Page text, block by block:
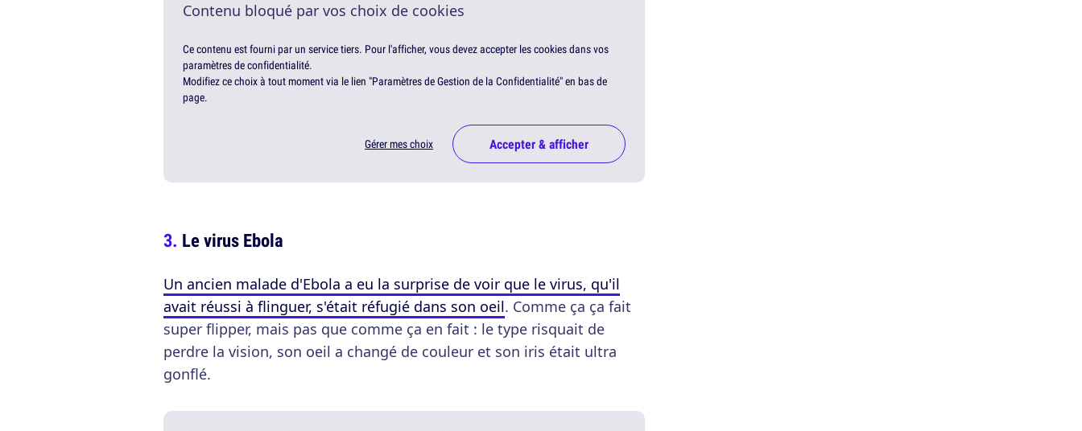
Contenu bloqué par vos choix de cookies
Ce contenu est fourni par un service tiers. Pour l'afficher, vous devez accepter les cookies dans vos
paramètres de confidentialité.
Modifiez ce choix à tout moment via le lien "Paramètres de Gestion de la Confidentialité" en bas de
page.
Gérer mes choix Accepter & afficher
Le virus Ebola
Un ancien malade d'Ebola a eu la surprise de voir que le virus, qu'il
avait réussi à flinguer, s'était réfugié dans son oeil. Comme ça ça fait
super flipper, mais pas que comme ça en fait : le type risquait de
perdre la vision, son oeil a changé de couleur et son iris était ultra
gonflé.